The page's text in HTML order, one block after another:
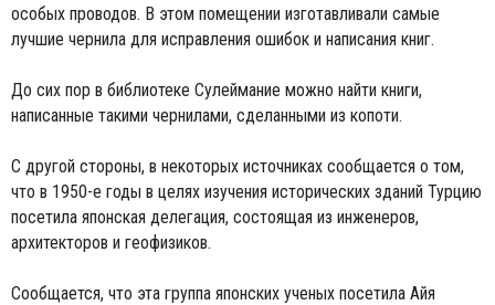
особых проводов. В этом помещении изготавливали самые
лучшие чернила для исправления ошибок и написания книг.
До сих пор в библиотеке Сулеймание можно найти книги,
написанные такими чернилами, сделанными из копоти.
С другой стороны, в некоторых источниках сообщается о том,
что в 1950-е годы в целях изучения исторических зданий Турцию
посетила японская делегация, состоящая из инженеров,
архитекторов и геофизиков.
Сообщается, что эта группа японских ученых посетила Айя